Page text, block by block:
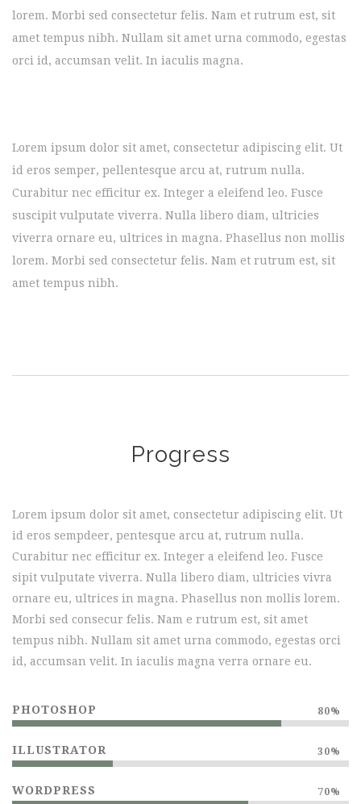
lorem. Morbi sed consectetur felis. Nam et rutrum est, sit
amet tempus nibh. Nullam sit amet urna commodo, egestas
orci id, accumsan velit. In iaculis magna.
Lorem ipsum dolor sit amet, consectetur adipiscing elit. Ut
id eros semper, pellentesque arcu at, rutrum nulla.
Curabitur nec efficitur ex. Integer a eleifend leo. Fusce
suscipit vulputate viverra. Nulla libero diam, ultricies
viverra ornare eu, ultrices in magna. Phasellus non mollis
lorem. Morbi sed consectetur felis. Nam et rutrum est, sit
amet tempus nibh.
Progress
Lorem ipsum dolor sit amet, consectetur adipiscing elit. Ut
id eros sempdeer, pentesque arcu at, rutrum nulla.
Curabitur nec efficitur ex. Integer a eleifend leo. Fusce
sipit vulputate viverra. Nulla libero diam, ultricies vivra
ornare eu, ultrices in magna. Phasellus non mollis lorem.
Morbi sed consecur felis. Nam e rutrum est, sit amet
tempus nibh. Nullam sit amet urna commodo, egestas orci
id, accumsan velit. In iaculis magna verra ornare eu.
PHOTOSHOP 80%
ILLUSTRATOR 30%
WORDPRESS 70%